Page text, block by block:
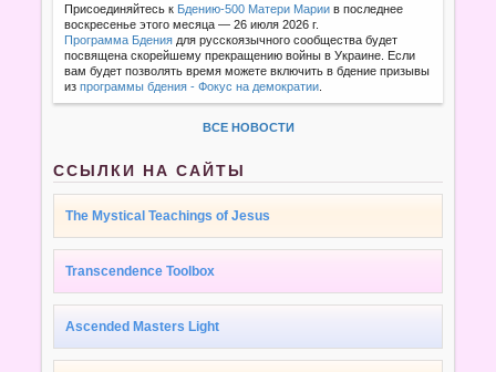
Присоединяйтесь к Бдению-500 Матери Марии в последнее
воскресенье этого месяца — 26 июля 2026 г.
Программа Бдения для русскоязычного сообщества будет
посвящена скорейшему прекращению войны в Украине. Если
вам будет позволять время можете включить в бдение призывы
изпрограммы бдения - Фокус на демократии
ВСЕ НОВОСТИ
ССЫЛКИ НА САЙТЫ
The Mystical Teachings of Jesus
Transcendence Toolbox
Ascended Masters Light